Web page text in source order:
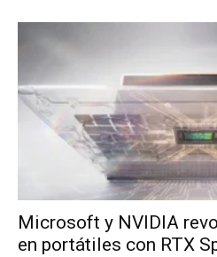
Microsoft y NVIDIA
en portátiles con RTX